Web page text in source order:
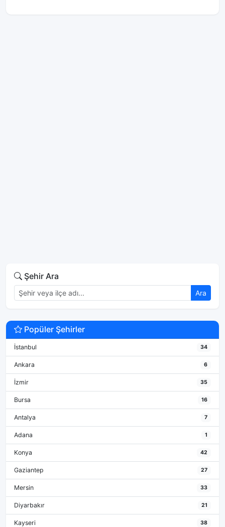
Şehir Ara
Ara
Popüler Şehirler
İstanbul 34
Ankara 6
İzmir 35
Bursa 16
Antalya 7
Adana 1
Konya 42
Gaziantep 27
Mersin 33
Diyarbakır 21
Kayseri 38